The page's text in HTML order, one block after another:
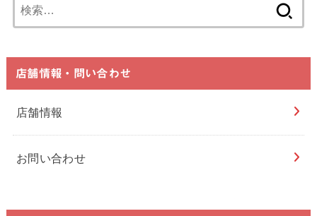
索:
店舗情報・問い合わせ
店舗情報
お問い合わせ